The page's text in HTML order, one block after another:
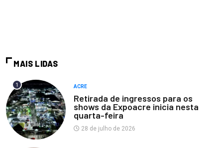
MAIS LIDAS
1 ACRE
Retirada de ingressos para os
shows da Expoacre inicia nesta
quarta-feira
28 de julho de 2026